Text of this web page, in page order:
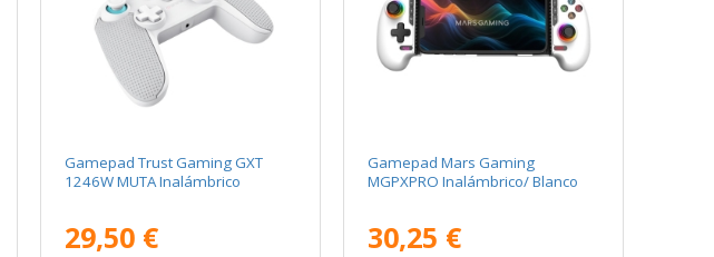
Gamepad Trust Gaming GXT
1246W MUTA Inalámbrico
29,50 €
Gamepad Mars Gaming
MGPXPRO Inalámbrico/ Blanco
30,25 €